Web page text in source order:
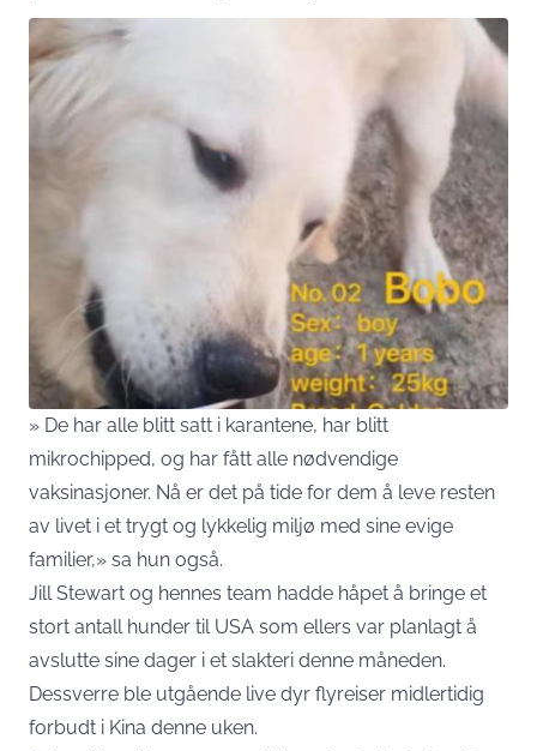
» De har alle blitt satt i karantene, har blitt
mikrochipped, og har fått alle nødvendige
vaksinasjoner. Nå er det på tide for dem å leve resten
av livet i et trygt og lykkelig miljø med sine evige
familier,» sa hun også.
Jill Stewart og hennes team hadde håpet å bringe et
stort antall hunder til USA som ellers var planlagt å
avslutte sine dager i et slakteri denne måneden.
Dessverre ble utgående live dyr flyreiser midlertidig
forbudt i Kina denne uken.